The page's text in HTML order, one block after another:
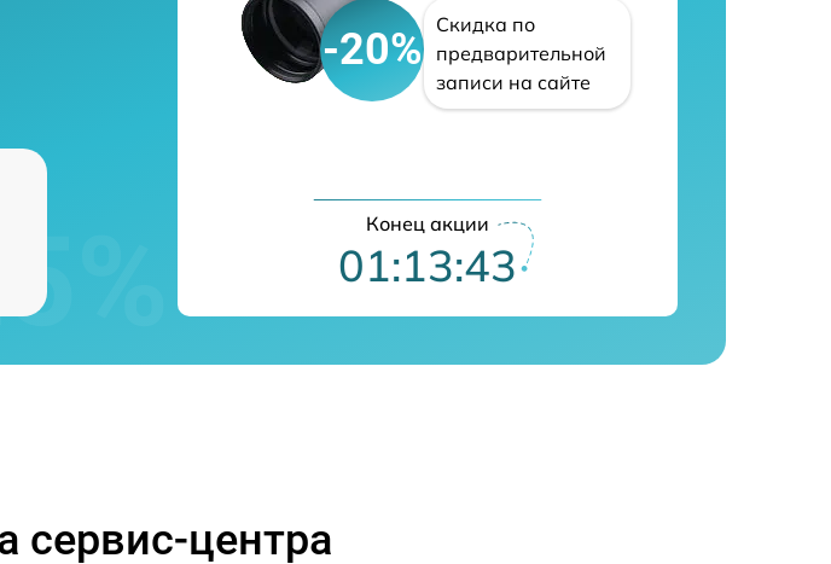
-20%
Скидка по
предварительной
записи на сайте
Конец акции
01:13:42
сервис-центра